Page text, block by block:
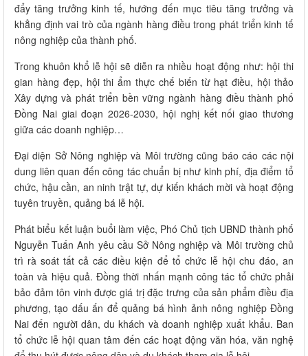
đẩy tăng trưởng kinh tế, hướng đến mục tiêu tăng trưởng và
khẳng định vai trò của ngành hàng điều trong phát triển kinh tế
nông nghiệp của thành phố.
Trong khuôn khổ lễ hội sẽ diễn ra nhiều hoạt động như: hội thi
gian hàng đẹp, hội thi ẩm thực chế biến từ hạt điều, hội thảo
Xây dựng và phát triển bền vững ngành hàng điều thành phố
Đồng Nai giai đoạn 2026-2030, hội nghị kết nối giao thương
giữa các doanh nghiệp…
Đại diện Sở Nông nghiệp và Môi trường cũng báo cáo các nội
dung liên quan đến công tác chuẩn bị như kinh phí, địa điểm tổ
chức, hậu cần, an ninh trật tự, dự kiến khách mời và hoạt động
tuyên truyền, quảng bá lễ hội.
Phát biểu kết luận buổi làm việc, Phó Chủ tịch UBND thành phố
Nguyễn Tuấn Anh yêu cầu Sở Nông nghiệp và Môi trường chủ
trì rà soát tất cả các điều kiện để tổ chức lễ hội chu đáo, an
toàn và hiệu quả. Đồng thời nhấn mạnh công tác tổ chức phải
bảo đảm tôn vinh được giá trị đặc trưng của sản phẩm điều địa
phương, tạo dấu ấn để quảng bá hình ảnh nông nghiệp Đồng
Nai đến người dân, du khách và doanh nghiệp xuất khẩu. Ban
tổ chức lễ hội quan tâm đến các hoạt động văn hóa, văn nghệ